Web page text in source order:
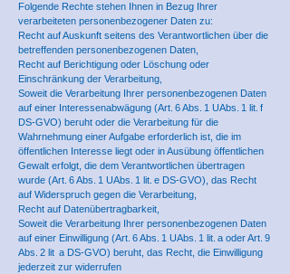
Folgende Rechte stehen Ihnen in Bezug Ihrer
verarbeiteten personenbezogener Daten zu:
Recht auf Auskunft seitens des Verantwortlichen über die
betreffenden personenbezogenen Daten,
Recht auf Berichtigung oder Löschung oder
Einschränkung der Verarbeitung,
Soweit die Verarbeitung Ihrer personenbezogenen Daten
auf einer Interessenabwägung (Art. 6 Abs. 1 UAbs. 1 lit. f
DS-GVO) beruht oder die Verarbeitung für die
Wahrnehmung einer Aufgabe erforderlich ist, die im
öffentlichen Interesse liegt oder in Ausübung öffentlichen
Gewalt erfolgt, die dem Verantwortlichen übertragen
wurde (Art. 6 Abs. 1 UAbs. 1 lit. e DS-GVO), das Recht
auf Widerspruch gegen die Verarbeitung,
Recht auf Datenübertragbarkeit,
Soweit die Verarbeitung Ihrer personenbezogenen Daten
auf einer Einwilligung (Art. 6 Abs. 1 UAbs. 1 lit. a oder Art. 9
Abs. 2 lit a DS-GVO) beruht, das Recht, die Einwilligung
jederzeit zur widerrufen